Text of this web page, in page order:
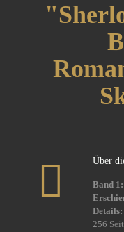
Über
Band 1:
Details:
256